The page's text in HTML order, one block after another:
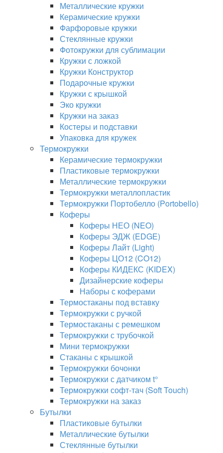
Металлические кружки
Керамические кружки
Фарфоровые кружки
Стеклянные кружки
Фотокружки для сублимации
Кружки с ложкой
Кружки Конструктор
Подарочные кружки
Кружки с крышкой
Эко кружки
Кружки на заказ
Костеры и подставки
Упаковка для кружек
Термокружки
Керамические термокружки
Пластиковые термокружки
Металлические термокружки
Термокружки металлопластик
Термокружки Портобелло (Portobello)
Коферы
Коферы НЕО (NEO)
Коферы ЭДЖ (EDGE)
Коферы Лайт (Light)
Коферы ЦО12 (CO12)
Коферы КИДЕКС (KIDEX)
Дизайнерские коферы
Наборы с коферами
Термостаканы под вставку
Термокружки с ручкой
Термостаканы с ремешком
Термокружки с трубочкой
Мини термокружки
Стаканы с крышкой
Термокружки бочонки
Термокружки с датчиком t°
Термокружки софт-тач (Soft Touch)
Термокружки на заказ
Бутылки
Пластиковые бутылки
Металлические бутылки
Стеклянные бутылки